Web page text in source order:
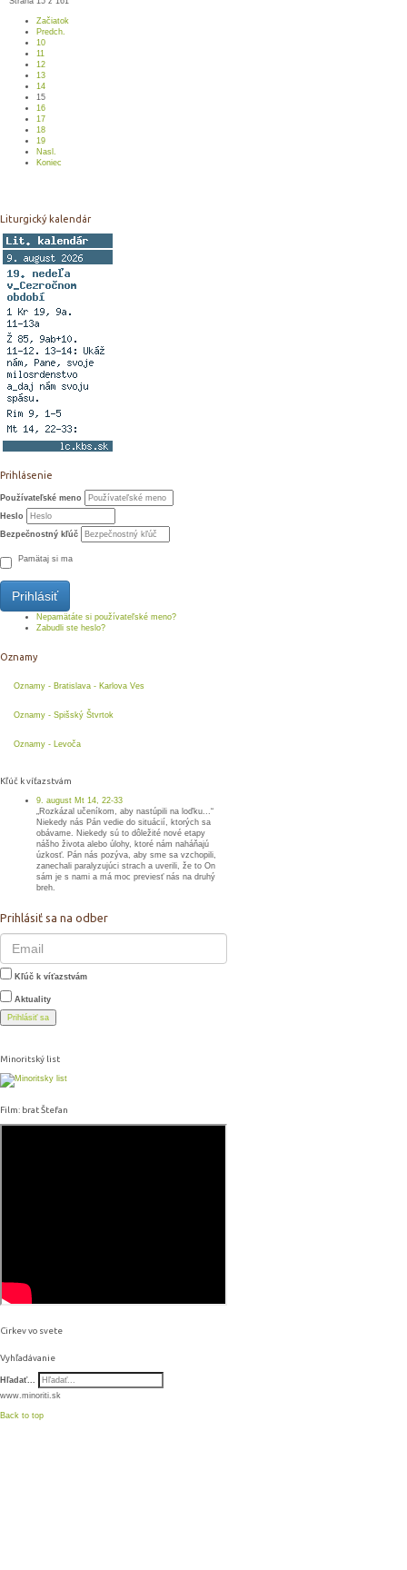
Začiatok
Predch.
10
11
12
13
14
15
16
17
18
19
Nasl.
Koniec
Liturgický kalendár
Prihlásenie
Používateľské meno
Heslo
Bezpečnostný kľúč
Pamätaj si ma
Prihlásiť
Nepamätáte si používateľské meno?
Zabudli ste heslo?
Oznamy
Oznamy - Bratislava - Karlova Ves
Oznamy - Spišský Štvrtok
Oznamy - Levoča
Kľúč k víťazstvám
9. august Mt 14, 22-33
„Rozkázal učeníkom, aby nastúpili na loďku...“
Niekedy nás Pán vedie do situácií, ktorých sa
obávame. Niekedy sú to dôležité nové etapy
nášho života alebo úlohy, ktoré nám naháňajú
úzkosť. Pán nás pozýva, aby sme sa vzchopili,
zanechali paralyzujúci strach a uverili, že to On
sám je s nami a má moc previesť nás na druhý
breh.
Prihlásiť sa na odber
Kľúč k víťazstvám
Aktuality
Prihlásiť sa
Minoritský list
Film: brat Štefan
Cirkev vo svete
Vyhľadávanie
Hľadať...
www.minoriti.sk
Back to top